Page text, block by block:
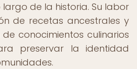
de la historia. Su labor
de recetas ancestrales y
conocimientos culinarios
preservar la identidad